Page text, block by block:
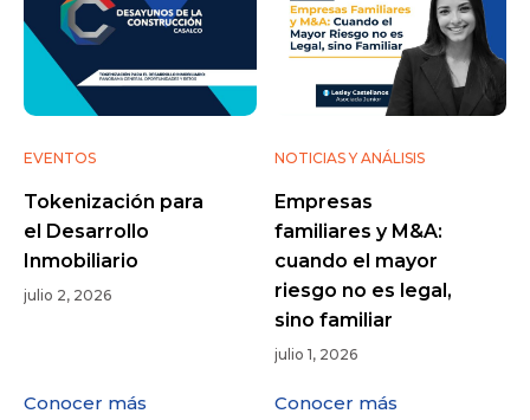
EVENTOS
Tokenización para
el Desarrollo
Inmobiliario
julio 2, 2026
Conocer más
NOTICIAS Y ANÁLISIS
Empresas
familiares y M&A:
cuando el mayor
riesgo no es legal,
sino familiar
julio 1, 2026
Conocer más